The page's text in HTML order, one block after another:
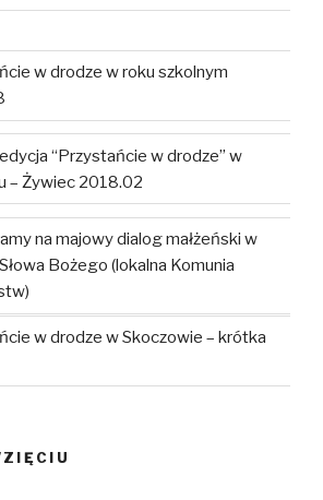
w drodze w roku szkolnym
“Przystańcie w drodze” w
– Żywiec 2018.02
na majowy dialog małżeński w
Bożego (lokalna Komunia
w drodze w Skoczowie – krótka